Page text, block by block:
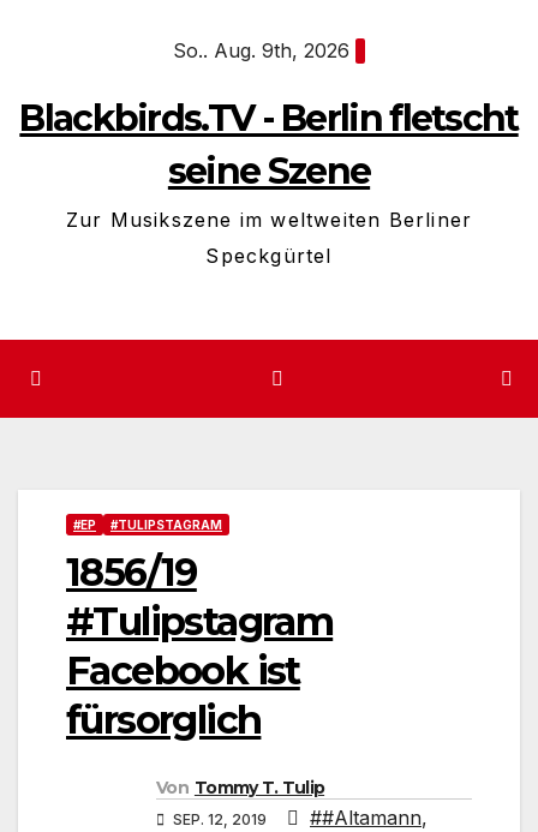
So.. Aug. 9th, 2026
Blackbirds.TV - Berlin fletscht
seine Szene
Zur Musikszene im weltweiten Berliner
Speckgürtel
#EP #TULIPSTAGRAM
1856/19
#Tulipstagram
Facebook ist
fürsorglich
Von Tommy T. Tulip
SEP. 12, 2019 ##Altamann,